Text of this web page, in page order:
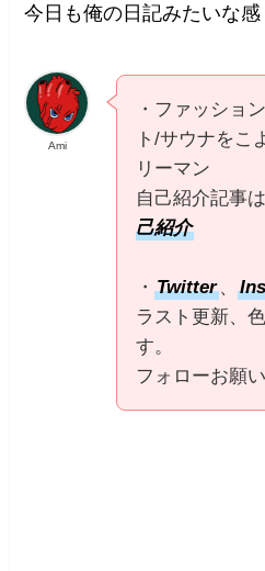
今日も俺の日記みたいな感
Ami
・ファッショ
ト/サウナをこ
リーマン
自己紹介記事
己紹介
・Twitter、
ラスト更新、
す。
フォローお願い